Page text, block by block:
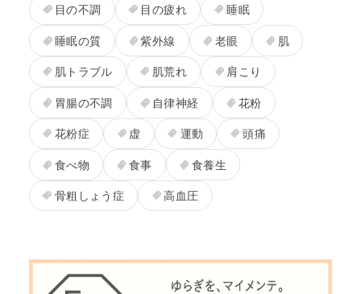
目の不調
目の疲れ
睡眠
睡眠の質
紫外線 老眼
肌
肌トラブル
肌荒れ
肩こり
胃腸の不調
自律神経
花粉
花粉症
虚 運動
頭痛
食べ物
食事
食養生
骨粗しょう症
高血圧